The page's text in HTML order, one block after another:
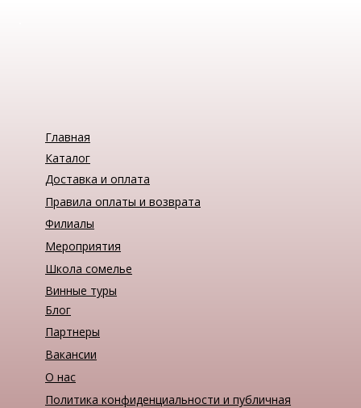
Санджовезе. Любить нельзя не
Главная
Каталог
Доставка и оплата
Правила оплаты и возврата
Филиалы
Мероприятия
Школа сомелье
Винные туры
Блог
О нас
Партнеры
Вакансии
Политика конфиденциальности и публичная